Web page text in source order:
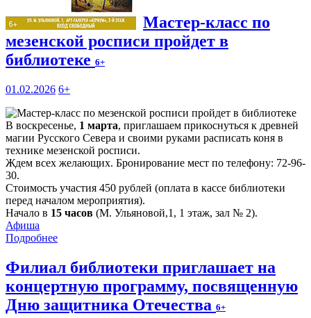
Мастер-класс по
мезенской росписи пройдет в
библиотеке 6+
01.02.2026 6+
В воскресенье, 1 марта, приглашаем прикоснуться к древней
магии Русского Севера и своими руками расписать коня в
технике мезенской росписи.
Ждем всех желающих. Бронирование мест по телефону: 72-96-
30.
Стоимость участия 450 рублей (оплата в кассе библиотеки
перед началом мероприятия).
Начало в 15 часов (М. Ульяновой,1, 1 этаж, зал № 2).
Афиша
Подробнее
Филиал библиотеки приглашает на
концертную программу, посвященную
Дню защитника Отечества 6+